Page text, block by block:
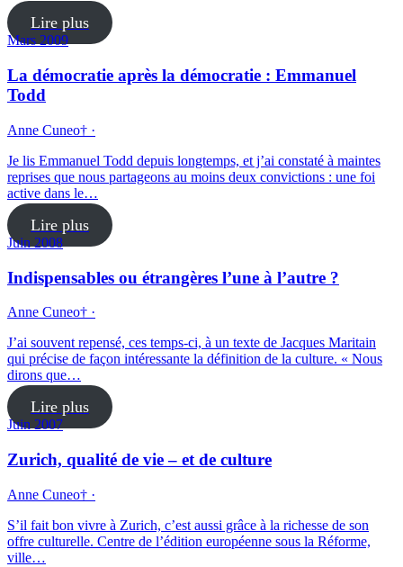
Lire plus
Mars 2009
La démocratie après la démocratie : Emmanuel
Todd
Anne Cuneo† ·
Je lis Emmanuel Todd depuis longtemps, et j’ai constaté à maintes
reprises que nous partageons au moins deux convictions : une foi
active dans le…
Lire plus
Juin 2008
Indispensables ou étrangères l’une à l’autre ?
Anne Cuneo† ·
J’ai souvent repensé, ces temps-ci, à un texte de Jacques Maritain
qui précise de façon intéressante la définition de la culture. « Nous
dirons que…
Lire plus
Juin 2007
Zurich, qualité de vie – et de culture
Anne Cuneo† ·
S’il fait bon vivre à Zurich, c’est aussi grâce à la richesse de son
offre culturelle. Centre de l’édition européenne sous la Réforme,
ville…